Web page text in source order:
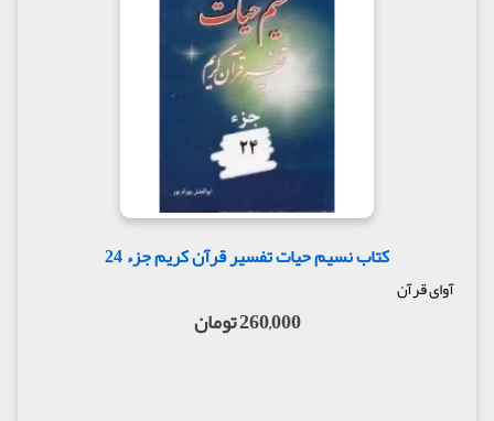
کتاب نسیم حیات تفسیر قرآن کریم جزء 24
آوای قرآن
260,000 تومان